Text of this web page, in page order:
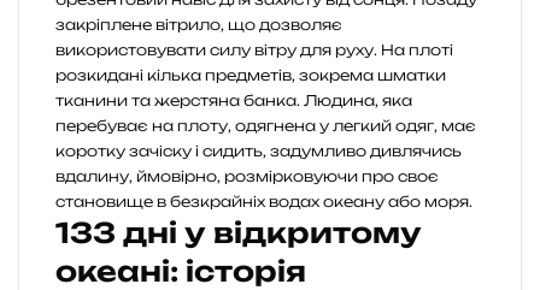
133 дні у відкритому
океані: історія